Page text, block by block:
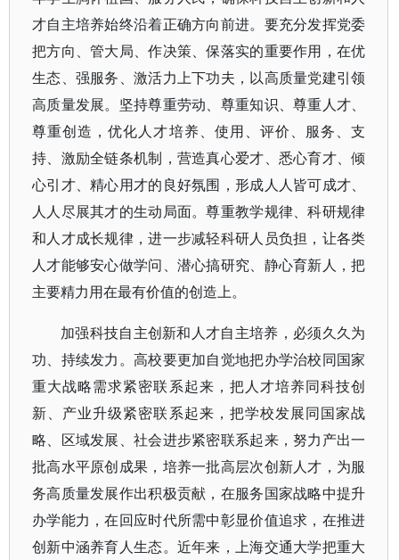
才自主培养始终沿着正确方向前进。要充分发挥党委
把方向、管大局、作决策、保落实的重要作用，在优
生态、强服务、激活力上下功夫，以高质量党建引领
高质量发展。坚持尊重劳动、尊重知识、尊重人才、
尊重创造，优化人才培养、使用、评价、服务、支
持、激励全链条机制，营造真心爱才、悉心育才、倾
心引才、精心用才的良好氛围，形成人人皆可成才、
人人尽展其才的生动局面。尊重教学规律、科研规律
和人才成长规律，进一步减轻科研人员负担，让各类
人才能够安心做学问、潜心搞研究、静心育新人，把
主要精力用在最有价值的创造上。
加强科技自主创新和人才自主培养，必须久久为
功、持续发力。高校要更加自觉地把办学治校同国家
重大战略需求紧密联系起来，把人才培养同科技创
新、产业升级紧密联系起来，把学校发展同国家战
略、区域发展、社会进步紧密联系起来，努力产出一
批高水平原创成果，培养一批高层次创新人才，为服
务高质量发展作出积极贡献，在服务国家战略中提升
办学能力，在回应时代所需中彰显价值追求，在推进
创新中涵养育人生态。近年来，上海交通大学把重大